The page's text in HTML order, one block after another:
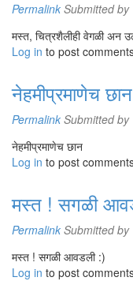
Permalink Submitted by
मस्त, चित्रशैलीही वेगळी अन
Log in to post
नेहमीप्रमाणेच छान
Permalink Submitted by
नेहमीप्रमाणेच छान
Log in to post
मस्त ! सगळी
Permalink Submitted by
मस्त ! सगळी आवडली :)
Log in to post